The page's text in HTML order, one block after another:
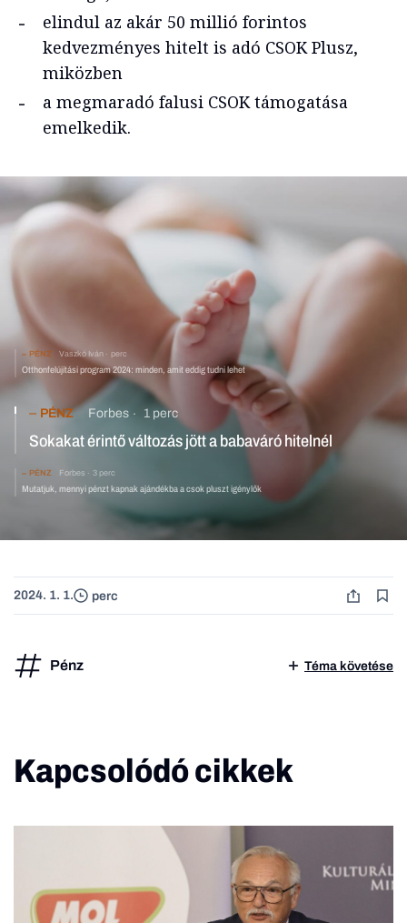
elindul az akár 50 millió forintos
kedvezményes hitelt is adó CSOK Plusz,
miközben
a megmaradó falusi CSOK támogatása
emelkedik.
PÉNZ Vaszkó Iván perc
Otthonfelújítási program 2024: minden, amit eddig tudni lehet
PÉNZ Forbes 1 perc
Sokakat érintő változás jött a babaváró hitelnél
PÉNZ Forbes 3 perc
Mutatjuk, mennyi pénzt kapnak ajándékba a csok pluszt igénylők
2024. 1. 1. perc
Pénz Téma követése
Kapcsolódó cikkek